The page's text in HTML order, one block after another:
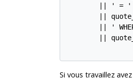
        || ' = '
||
|| '
||
Si vous travaillez